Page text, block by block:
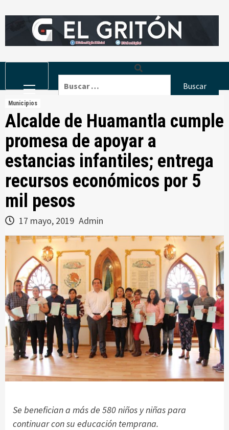
to
Menu
Municipios
Alcalde de Huamantla cumple
promesa de apoyar a
estancias infantiles; entrega
recursos económicos por 5
mil pesos
17 mayo, 2019 Admin
Se benefician a más de 580 niños y niñas para
continuar con su educación temprana.